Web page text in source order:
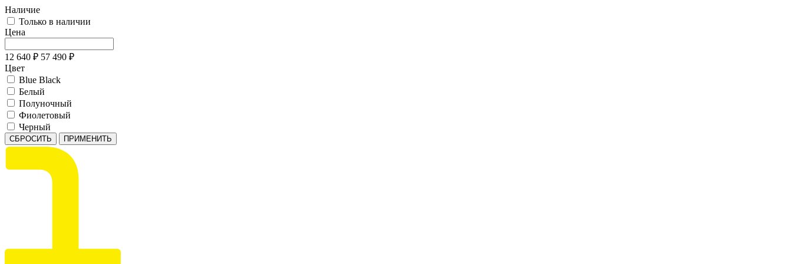
Наличие
Только в наличии
Цена
12 640 ₽ 57 490 ₽
Цвет
Blue Black
Белый
Полуночный
Фиолетовый
Черный
СБРОСИТЬ ПРИМЕНИТЬ